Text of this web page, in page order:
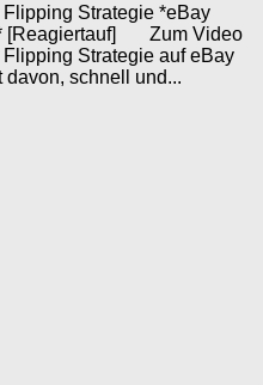
Strategie *eBay
[Reagiertauf] Zum Video
Strategie auf eBay
schnell und...